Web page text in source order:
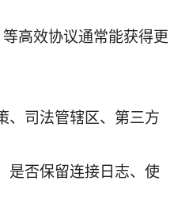
高效协议通常能获得更
、司法管辖区、第三方
是否保留连接日志、使